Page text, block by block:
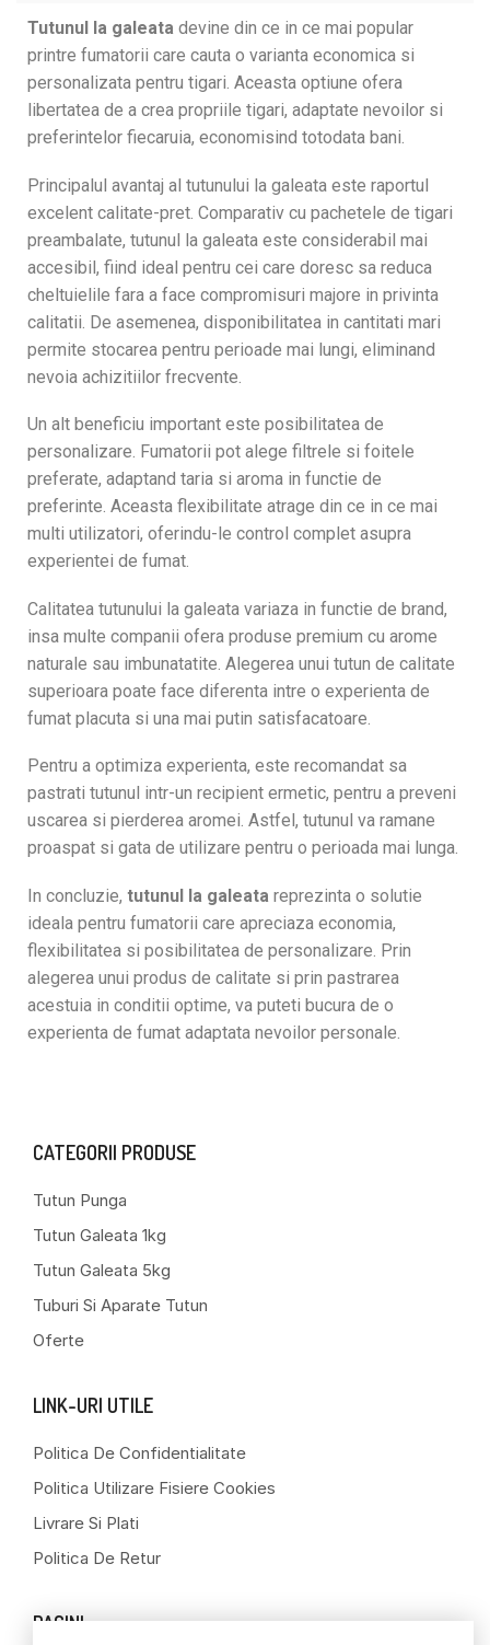
Tutunul la galeata devine din ce in ce mai popular
printre fumatorii care cauta o varianta economica si
personalizata pentru tigari. Aceasta optiune ofera
libertatea de a crea propriile tigari, adaptate nevoilor si
preferintelor fiecaruia, economisind totodata bani.
Principalul avantaj al tutunului la galeata este raportul
excelent calitate-pret. Comparativ cu pachetele de tigari
preambalate, tutunul la galeata este considerabil mai
accesibil, fiind ideal pentru cei care doresc sa reduca
cheltuielile fara a face compromisuri majore in privinta
calitatii. De asemenea, disponibilitatea in cantitati mari
permite stocarea pentru perioade mai lungi, eliminand
nevoia achizitiilor frecvente.
Un alt beneficiu important este posibilitatea de
personalizare. Fumatorii pot alege filtrele si foitele
preferate, adaptand taria si aroma in functie de
preferinte. Aceasta flexibilitate atrage din ce in ce mai
multi utilizatori, oferindu-le control complet asupra
experientei de fumat.
Calitatea tutunului la galeata variaza in functie de brand,
insa multe companii ofera produse premium cu arome
naturale sau imbunatatite. Alegerea unui tutun de calitate
superioara poate face diferenta intre o experienta de
fumat placuta si una mai putin satisfacatoare.
Pentru a optimiza experienta, este recomandat sa
pastrati tutunul intr-un recipient ermetic, pentru a preveni
uscarea si pierderea aromei. Astfel, tutunul va ramane
proaspat si gata de utilizare pentru o perioada mai lunga.
In concluzie, tutunul la galeata reprezinta o solutie
ideala pentru fumatorii care apreciaza economia,
flexibilitatea si posibilitatea de personalizare. Prin
alegerea unui produs de calitate si prin pastrarea
acestuia in conditii optime, va puteti bucura de o
experienta de fumat adaptata nevoilor personale.
CATEGORII PRODUSE
Tutun Punga
Tutun Galeata 1kg
Tutun Galeata 5kg
Tuburi Si Aparate Tutun
Oferte
LINK-URI UTILE
Politica De Confidentialitate
Politica Utilizare Fisiere Cookies
Livrare Si Plati
Politica De Retur
PAGINI